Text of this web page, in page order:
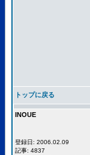
トップに戻る
INOUE
登録日: 2006.02.09
記事: 4837